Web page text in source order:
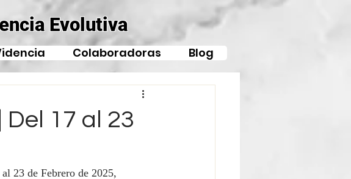
Evolutiva
Colaboradoras Blog
17 al 23
23 de Febrero de 2025,